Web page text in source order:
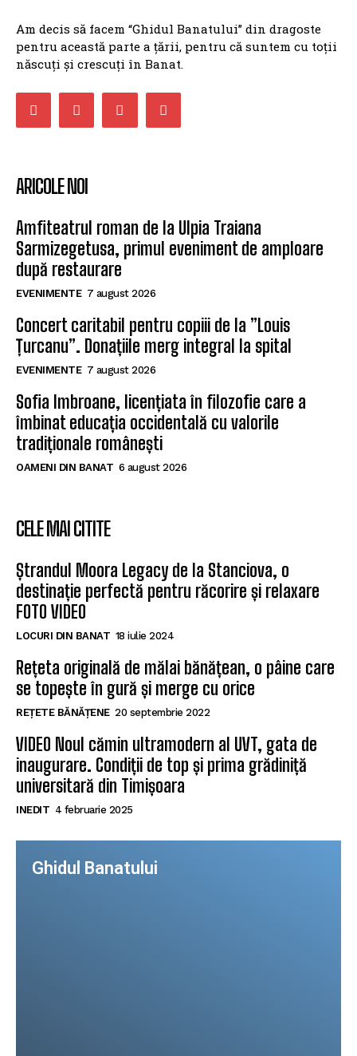
Am decis să facem “Ghidul Banatului” din dragoste
pentru această parte a țării, pentru că suntem cu toții
născuți și crescuți în Banat.
ARICOLE NOI
Amfiteatrul roman de la Ulpia Traiana
Sarmizegetusa, primul eveniment de amploare
după restaurare
EVENIMENTE 7 august 2026
Concert caritabil pentru copiii de la ”Louis
Țurcanu”. Donațiile merg integral la spital
EVENIMENTE 7 august 2026
Sofia Imbroane, licențiata în filozofie care a
îmbinat educația occidentală cu valorile
tradiționale românești
OAMENI DIN BANAT 6 august 2026
CELE MAI CITITE
Ștrandul Moora Legacy de la Stanciova, o
destinație perfectă pentru răcorire și relaxare
FOTO VIDEO
LOCURI DIN BANAT 18 iulie 2024
Rețeta originală de mălai bănățean, o pâine care
se topește în gură și merge cu orice
REȚETE BĂNĂȚENE 20 septembrie 2022
VIDEO Noul cămin ultramodern al UVT, gata de
inaugurare. Condiții de top și prima grădiniță
universitară din Timișoara
INEDIT 4 februarie 2025
Ghidul Banatului